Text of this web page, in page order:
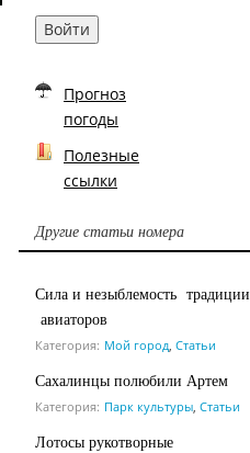
Войти
Прогноз
погоды
Полезные
ссылки
Другие статьи номера
Сила и незыблемость традиции
авиаторов
Категория: Мой город Статьи
Сахалинцы полюбили Артем
Категория: Парк культуры Статьи
Лотосы рукотворные